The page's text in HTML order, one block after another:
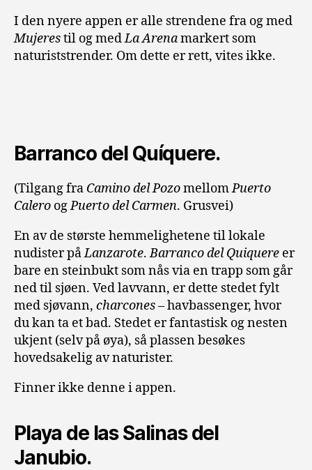
I den nyere appen er alle strendene fra og med
Mujerestil og medLa Arenamarkert som
naturiststrender. Om dette er rett, vites ikke.
Barranco del Quíquere.
(Tilgang fra Camino del PozomellomPuerto
Calero ogPuerto del Carmen. Grusvei)
En av de største hemmelighetene til lokale
nudister påLanzarote. Barranco del Quiquere er
bare en steinbukt som nås via en trapp som går
ned til sjøen. Ved lavvann, er dette stedet fylt
med sjøvann, charcones– havbassenger, hvor
du kan ta et bad. Stedet er fantastisk og nesten
ukjent (selv på øya), så plassen besøkes
hovedsakelig av naturister.
Finner ikke denne i appen.
Playa de las Salinas del
Janubio.